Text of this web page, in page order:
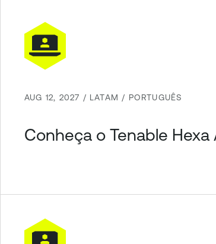
AUG 12, 2027 / LATAM / PORTUGUÊS
Conheça o Tenable